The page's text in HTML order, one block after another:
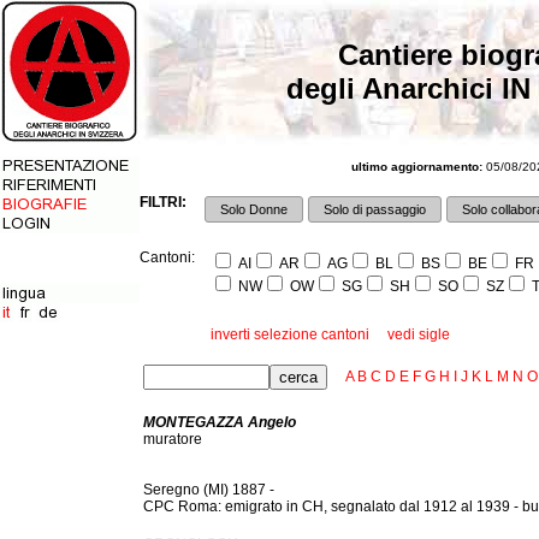
Cantiere
degli Anarchici IN
ultimo aggiornamento: 05/08/
FILTRI: Solo Donne Solo di passaggio Solo
Cantoni: AI AR AG BL BS BE
FR
NW
OW SG SH SO SZ
inverti selezione cantoni vedi sigle
A B C D E F G H J K L M N O
MONTEGAZZA Angelo
muratore
Seregno (MI) 1887 -
CPC Roma: emigrato in CH, segnalato dal 1912 al 1939 -